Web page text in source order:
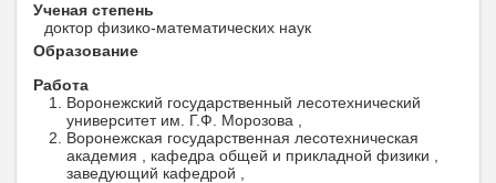
Ученая степень
доктор физико-математических наук
Образование
Работа
Воронежский государственный лесотехнический
университет им. Г.Ф. Морозова ,
Воронежская государственная лесотехническая
академия , кафедра общей и прикладной физики ,
заведующий кафедрой ,